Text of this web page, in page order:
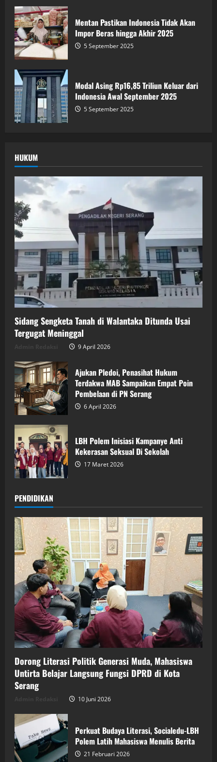
Mentan Pastikan Indonesia Tidak Akan
Impor Beras hingga Akhir 2025
5 September 2025
Modal Asing Rp16,85 Triliun Keluar dari
Indonesia Awal September 2025
5 September 2025
HUKUM
Sidang Sengketa Tanah di Walantaka Ditunda Usai
Tergugat Meninggal
9 April 2026
Ajukan Pledoi, Penasihat Hukum
Terdakwa MAB Sampaikan Empat Poin
Pembelaan di PN Serang
6 April 2026
LBH Polem Inisiasi Kampanye Anti
Kekerasan Seksual Di Sekolah
17 Maret 2026
PENDIDIKAN
Dorong Literasi Politik Generasi Muda, Mahasiswa
Untirta Belajar Langsung Fungsi DPRD di Kota
Serang
10 Juni 2026
Perkuat Budaya Literasi, Socialedu-LBH
Polem Latih Mahasiswa Menulis Berita
21 Februari 2026